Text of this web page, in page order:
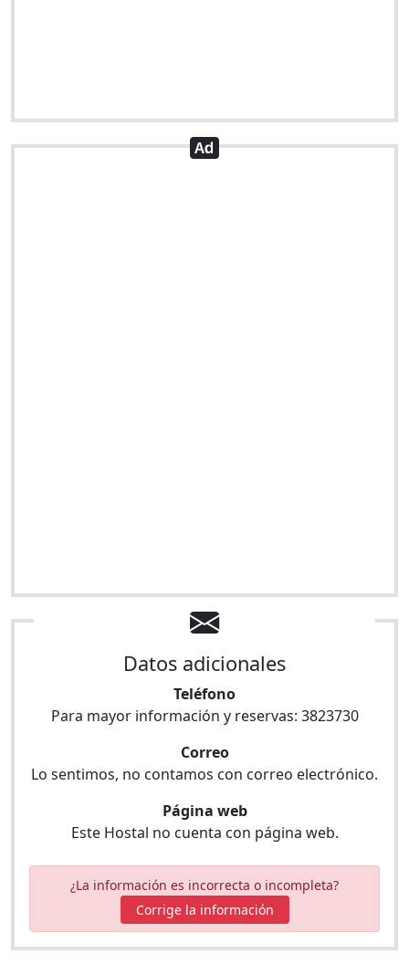
Datos adicionales
Teléfono
Para mayor información y reservas: 3823730
Correo
Lo sentimos, no contamos con correo electrónico.
Página web
Este Hostal no cuenta con página web.
¿La información es incorrecta o incompleta?
Corrige la información